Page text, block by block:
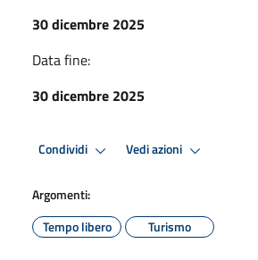
30 dicembre 2025
Data fine:
30 dicembre 2025
Condividi Vedi azioni
Argomenti:
Tempo libero
Turismo